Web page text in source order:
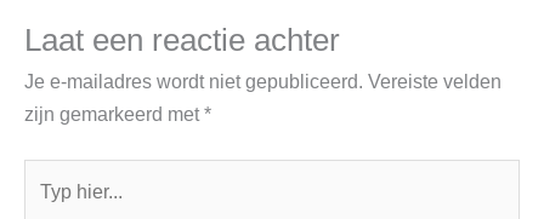
Laat een reactie achter
Je e-mailadres wordt niet gepubliceerd. Vereiste velden
zijn gemarkeerd met*
hier...